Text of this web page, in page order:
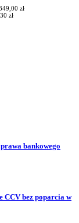
zł
zł
bankowego
CCV bez poparcia w